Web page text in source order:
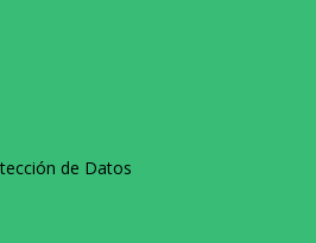
de Datos